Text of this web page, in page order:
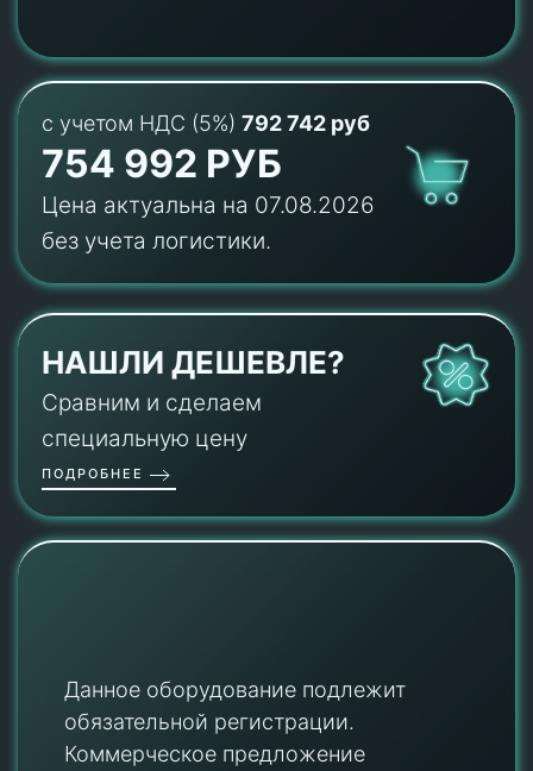
с учетом НДС (5%) 792 742 руб
754 992 РУБ
Цена актуальна на 07.08.2026
без учета логистики.
НАШЛИ ДЕШЕВЛЕ?
Сравним и сделаем
специальную цену
ПОДРОБНЕЕ
Данное оборудование подлежит
обязательной регистрации.
Коммерческое предложение